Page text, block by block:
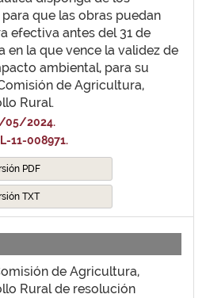
que las obras puedan
efectiva antes del 31 de
en la que vence la validez de
ambiental, para su
de Agricultura,
Rural.
05/2024.
11-008971.
PDF
TXT
de Agricultura,
Rural de resolución